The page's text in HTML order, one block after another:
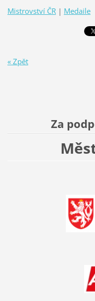
Mistrovství ČR | Medaile
« Zpět
Za